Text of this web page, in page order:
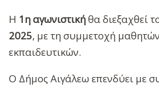
Η 1η αγωνιστικήθα διεξαχθεί
2025, με τη συμμετοχή
εκπαιδευτικών.
Ο Δήμος Αιγάλεω επενδύει με